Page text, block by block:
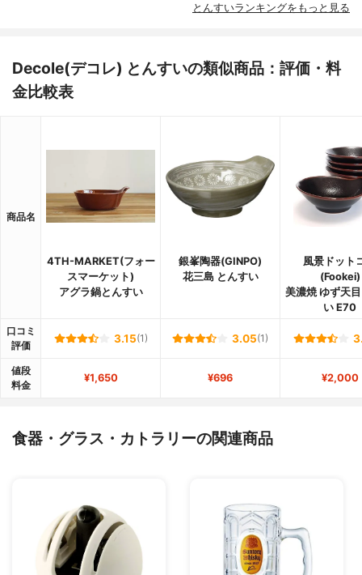
とんすいランキングをもっと見る
Decole(デコレ) とんすいの類似商品：評価・料
金比較表
商品名
4TH-MARKET(フォー
スマーケット)
アグラ鍋とんすい
銀峯陶器(GINPO)
花三島 とんすい
風景ドット
(Fookei)
美濃焼 ゆず天
い E70
口コミ
評価
3.15(1) 3.05(1)
値段
料金
¥1,650 ¥696 ¥2,000
食器・グラス・カトラリーの関連商品